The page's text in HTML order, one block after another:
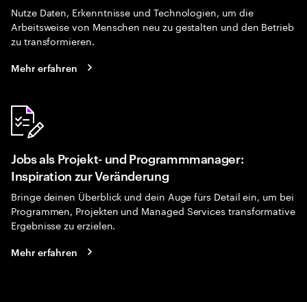
Nutze Daten, Erkenntnisse und Technologien, um die
Arbeitsweise von Menschen neu zu gestalten und den Betrieb
zu transformieren.
Mehr erfahren
Jobs als Projekt- und Programmmanager:
Inspiration zur Veränderung
Bringe deinen Überblick und dein Auge fürs Detail ein, um bei
Programmen, Projekten und Managed Services transformative
Ergebnisse zu erzielen.
Mehr erfahren